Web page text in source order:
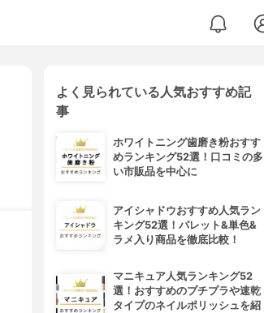
よく見られている人気おすすめ記
事
ホワイトニング歯磨き粉おすす
めランキング52選！口コミの多
い市販品を中心に
アイシャドウおすすめ人気ラン
キング52選！パレット&単色&
ラメ入り商品を徹底比較！
マニキュア人気ランキング52
選！おすすめのプチプラや速乾
タイプのネイルポリッシュを紹